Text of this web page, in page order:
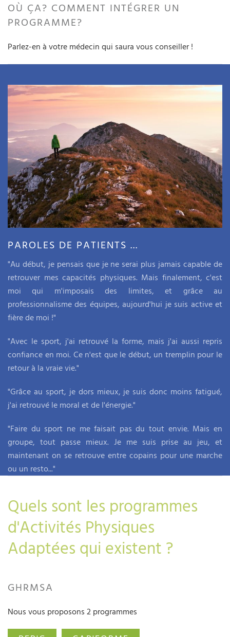
OÙ ÇA? COMMENT INTÉGRER UN
PROGRAMME?
Parlez-en à votre médecin qui saura vous conseiller !
PAROLES DE PATIENTS ...
"Au début, je pensais que je ne serai plus jamais capable de
retrouver mes capacités physiques. Mais finalement, c'est
moi qui m'imposais des limites, et grâce au
professionnalisme des équipes, aujourd'hui je suis active et
fière de moi !"
"Avec le sport, j'ai retrouvé la forme, mais j'ai aussi repris
confiance en moi. Ce n'est que le début, un tremplin pour le
retour à la vraie vie."
"Grâce au sport, je dors mieux, je suis donc moins fatigué,
j'ai retrouvé le moral et de l'énergie."
"Faire du sport ne me faisait pas du tout envie. Mais en
groupe, tout passe mieux. Je me suis prise au jeu, et
maintenant on se retrouve entre copains pour une marche
ou un resto..."
Quels sont les programmes
d'Activités Physiques
Adaptées qui existent ?
GHRMSA
Nous vous proposons 2 programmes